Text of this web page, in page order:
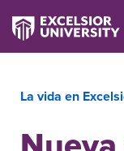
La vida en